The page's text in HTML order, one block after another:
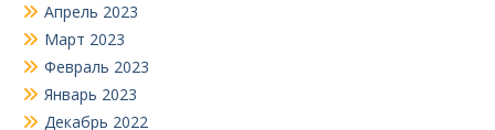
Апрель 2023
Март 2023
Февраль 2023
Январь 2023
Декабрь 2022